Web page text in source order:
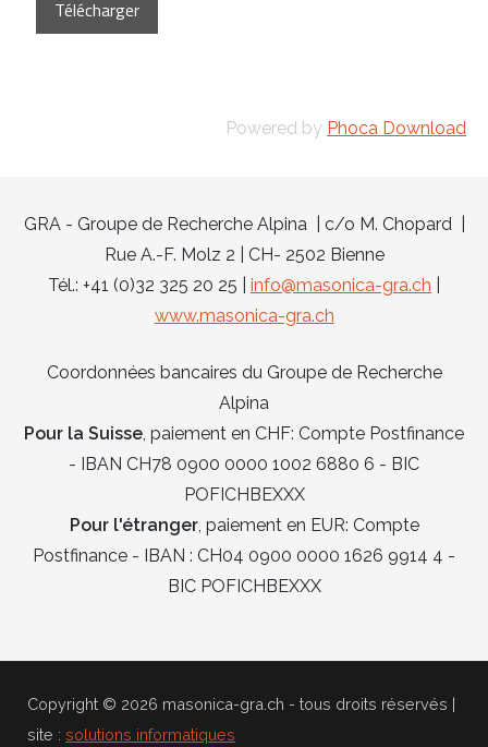
Powered by Phoca Download
GRA - Groupe de Recherche Alpina | c/o M. Chopard |
Rue A.-F. Molz 2 | CH- 2502 Bienne
Tél.: +41 (0)32 325 20 25 | info@masonica-gra.ch
www.masonica-gra.ch
Coordonnées bancaires du Groupe de Recherche
Alpina
Pour la Suisse, paiement en CHF: Compte Postfinance
- IBAN CH78 0900 0000 1002 6880 6 - BIC
POFICHBEXXX
Pour l'étranger, paiement en EUR: Compte
Postfinance - IBAN : CH04 0900 0000 1626 9914 4 -
BIC POFICHBEXXX
Copyright © 2026 masonica-gra.ch - tous droits réservés |
site : solutions informatiques